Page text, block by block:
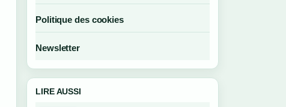
Politique des cookies
Newsletter
LIRE AUSSI